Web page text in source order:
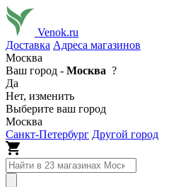
Venok.ru
Доставка Адреса магазинов
Москва
Ваш город - Москва ?
Да
Нет, изменить
Выберите ваш город
Москва
Санкт-Петербург Другой город